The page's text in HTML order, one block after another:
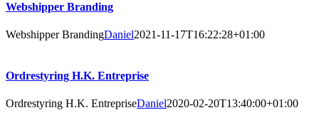
Webshipper Branding
Webshipper BrandingDaniel2021-11-17T16:22:28+01:00
Ordrestyring H.K. Entreprise
Ordrestyring H.K. EntrepriseDaniel2020-02-20T13:40:00+01:00